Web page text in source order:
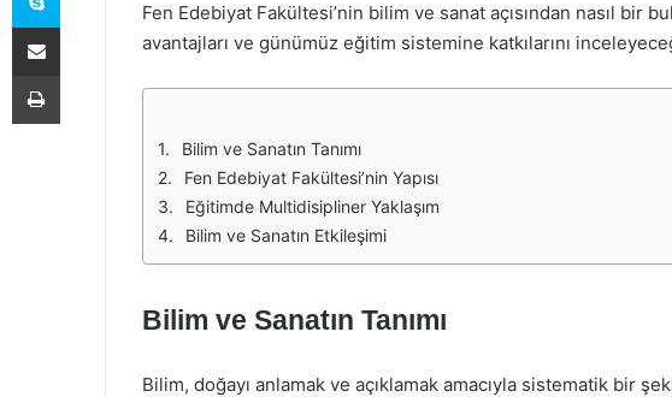
Fen Edebiyat Fakültesi’nin bilim ve sanat açısından nasıl bir
avantajları ve günümüz eğitim sistemine katkılarını
Bilim ve Sanatın Tanımı
Fen Edebiyat Fakültesi’nin Yapısı
Eğitimde Multidisipliner Yaklaşım
Bilim ve Sanatın Etkileşimi
Bilim ve Sanatın Tanımı
Bilim, doğayı anlamak ve açıklamak amacıyla sistematik bir
E-Posta ile paylaş